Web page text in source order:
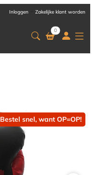
Inloggen Zakelijke klant worden
0
Bestel snel, want OP=OP!